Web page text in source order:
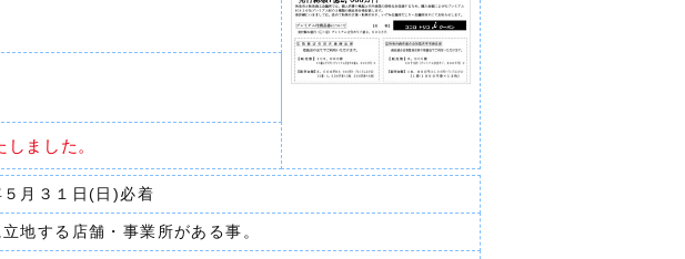
ました。
月３１日(日)必着
地する店舗・事業所がある事。